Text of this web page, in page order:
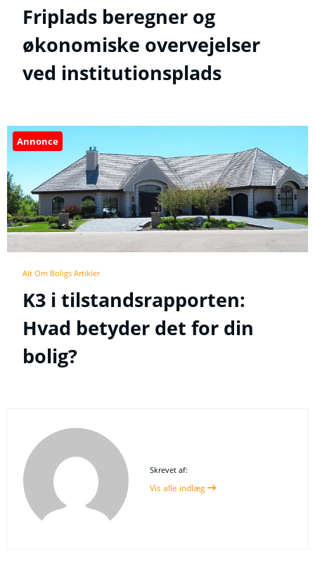
Friplads beregner og
økonomiske overvejelser
ved institutionsplads
Annonce
Alt Om Boligs Artikler
K3 i tilstandsrapporten:
Hvad betyder det for din
bolig?
Skrevet af:
Vis alle indlæg